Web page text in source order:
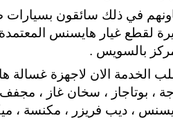
في ذلك سائقون بسيارات
لقطع غيار هايسنس
بالسويس .
الخدمة الان لاجهزة غسالة
، بوتاجاز ، سخان غاز ،
، ديب فريزر ، مكنسة ،